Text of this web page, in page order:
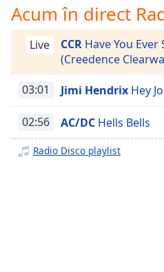
Rate
Chapters
Chapters
Descriptions
descriptions
off,
selected
Acum în direct
Live CCR Have You Ever
(Creedence
03:01 Jimi Hendrix Hey
02:56 AC/DC Hells Bells
Radio Disco playlist